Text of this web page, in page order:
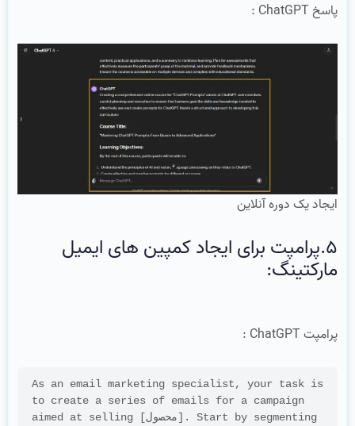
پاسخ ChatGPT :
ایجاد یک دوره آنلاین
5.پرامپت برای ایجاد کمپین های ایمیل
مارکتینگ:
پرامپت ChatGPT :
As an email marketing specialist, your task is
to create a series of emails for a campaign
aimed at selling [محصول]. Start by segmenting